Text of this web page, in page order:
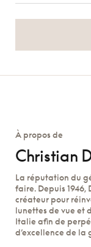
À propos de
Christian
La réputation du
faire. Depuis 1946,
créateur pour
lunettes de vue et
Italie afin de
d’excellence de la